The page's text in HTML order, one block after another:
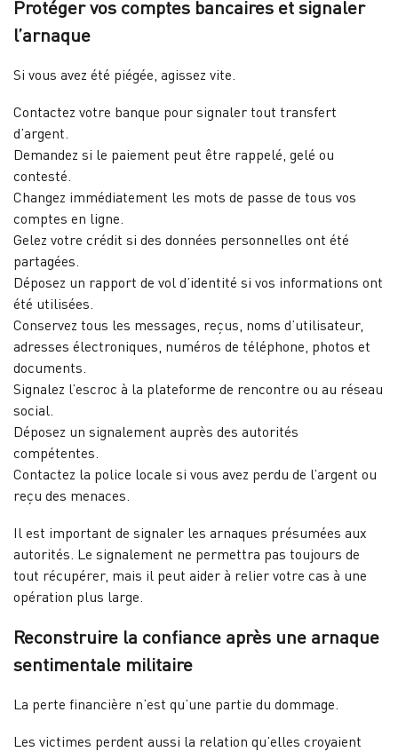
Protéger vos comptes bancaires et signaler
l’arnaque
Si vous avez été piégée, agissez vite.
Contactez votre banque pour signaler tout transfert
d’argent.
Demandez si le paiement peut être rappelé, gelé ou
contesté.
Changez immédiatement les mots de passe de tous vos
comptes en ligne.
Gelez votre crédit si des données personnelles ont été
partagées.
Déposez un rapport de vol d’identité si vos informations ont
été utilisées.
Conservez tous les messages, reçus, noms d’utilisateur,
adresses électroniques, numéros de téléphone, photos et
documents.
Signalez l’escroc à la plateforme de rencontre ou au réseau
social.
Déposez un signalement auprès des autorités
compétentes.
Contactez la police locale si vous avez perdu de l’argent ou
reçu des menaces.
Il est important de signaler les arnaques présumées aux
autorités. Le signalement ne permettra pas toujours de
tout récupérer, mais il peut aider à relier votre cas à une
opération plus large.
Reconstruire la confiance après une arnaque
sentimentale militaire
La perte financière n’est qu’une partie du dommage.
Les victimes perdent aussi la relation qu’elles croyaient